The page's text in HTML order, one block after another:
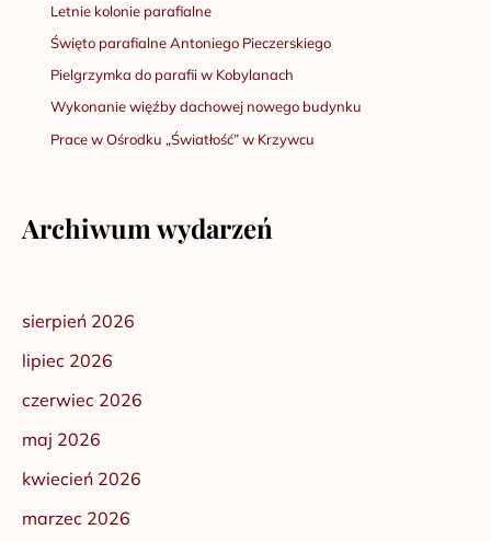
Letnie kolonie parafialne
Święto parafialne Antoniego Pieczerskiego
Pielgrzymka do parafii w Kobylanach
Wykonanie więźby dachowej nowego budynku
Prace w Ośrodku „Światłość” w Krzywcu
Archiwum wydarzeń
sierpień 2026
lipiec 2026
czerwiec 2026
maj 2026
kwiecień 2026
marzec 2026